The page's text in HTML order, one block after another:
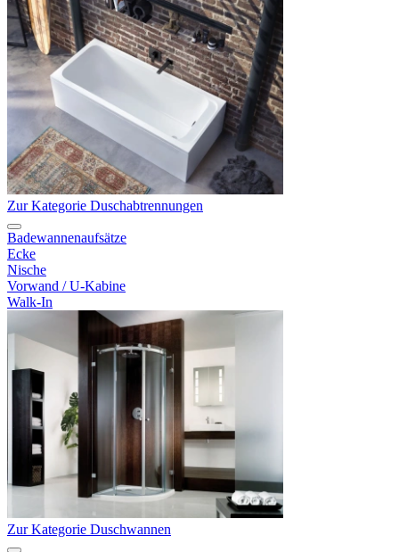
Zur Kategorie Duschabtrennungen
Badewannenaufsätze
Ecke
Nische
Vorwand / U-Kabine
Walk-In
Zur Kategorie Duschwannen